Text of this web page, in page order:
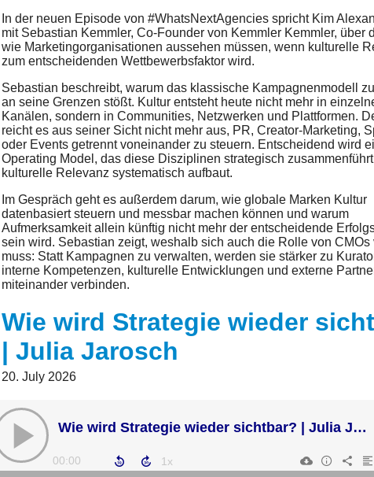
In der neuen Episode von #WhatsNextAgencies spricht Kim
mit Sebastian Kemmler, Co-Founder von Kemmler Kemmler, über
wie Marketingorganisationen aussehen müssen, wenn kulturelle
zum entscheidenden Wettbewerbsfaktor wird.
Sebastian beschreibt, warum das klassische Kampagnenmodell
an seine Grenzen stößt. Kultur entsteht heute nicht mehr in
Kanälen, sondern in Communities, Netzwerken und Plattformen.
reicht es aus seiner Sicht nicht mehr aus, PR, Creator-Marketing,
oder Events getrennt voneinander zu steuern. Entscheidend wird
Operating Model, das diese Disziplinen strategisch
kulturelle Relevanz systematisch aufbaut.
Im Gespräch geht es außerdem darum, wie globale Marken Kultur
datenbasiert steuern und messbar machen können und warum
Aufmerksamkeit allein künftig nicht mehr der entscheidende
sein wird. Sebastian zeigt, weshalb sich auch die Rolle von CMOs
muss: Statt Kampagnen zu verwalten, werden sie stärker zu
interne Kompetenzen, kulturelle Entwicklungen und externe
miteinander verbinden.
Wie wird Strategie wieder
| Julia Jarosch
20. July 2026
Wie wird Strategie wieder sichtbar? | Julia Jarosch
00:00